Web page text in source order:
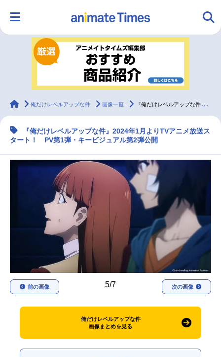
ランキング アニメ
ラジオ みんなの声 グッズ 映画
マンガ・ラノベ ゲーム・アプリ 音楽
配信・Vtuber トレンド
アニメ記事一覧 声優記事一覧
実写化映画一覧
今期アニメ曜日別一覧
春アニメ
animateTimes
俺だけレベルアップな件 画像一覧 『俺だけレベルアップな件』2024年1月よりTVアニメ放送スタート！
『俺だけレベルアップな件』2024年1月よりTVアニメ放送ス
タート！ PV第1弾・キービジュアル第2弾公開
5/7
前の画像 次の画像
俺だけレベルアップな件
画像まとめを見る